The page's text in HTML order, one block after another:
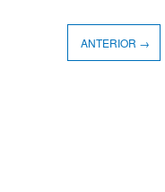
ANTERIOR →